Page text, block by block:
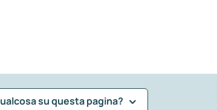
su questa pagina?